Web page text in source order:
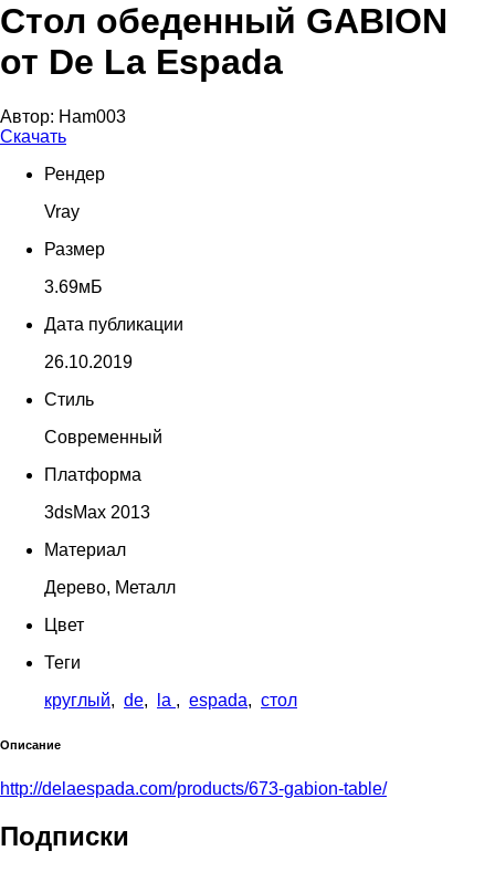
Стол обеденный GABION
от De La Espada
Автор: Ham003
Скачать
Рендер
Vray
Размер
3.69мБ
Дата публикации
26.10.2019
Стиль
Современный
Платформа
3dsMax 2013
Материал
Дерево, Металл
Цвет
Теги
круглый, de, la , espada, стол
Описание
http://delaespada.com/products/673-gabion-table/
Подписки